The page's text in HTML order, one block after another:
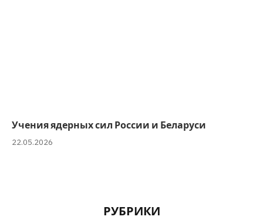
Учения ядерных сил России и Беларуси
22.05.2026
РУБРИКИ